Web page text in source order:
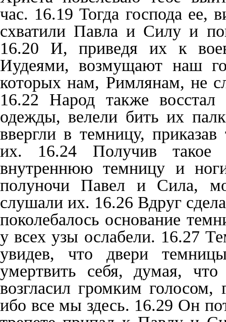
час. 16.19 Тогда господа ее,
схватили Павла и Силу и
16.20 И, приведя их к
Иудеями, возмущают наш
которых нам, Римлянам, не
16.22 Народ также
одежды, велели бить их
ввергли в темницу,
их. 16.24 Получив такое
внутреннюю темницу и
полуночи Павел и Сила,
слушали их. 16.26 Вдруг
поколебалось основание
у всех узы ослабели. 16.27
увидев, что двери
умертвить себя, думая,
возгласил громким голосом,
ибо все мы здесь. 16.29 Он